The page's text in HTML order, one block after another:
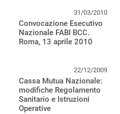
31/03/2010
Convocazione Esecutivo
Nazionale FABI BCC.
Roma, 13 aprile 2010
22/12/2009
Cassa Mutua Nazionale:
modifiche Regolamento
Sanitario e Istruzioni
Operative